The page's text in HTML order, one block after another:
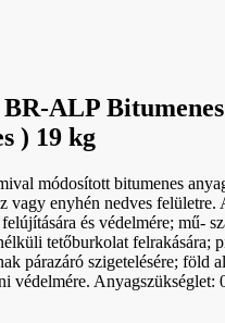
ALP
) 19 kg
módosított bitumenes
vagy enyhén nedves felületre.
és védelmére; mű-
tetőburkolat felrakására;
párazáró szigetelésére; föld
védelmére. Anyagszükséglet: